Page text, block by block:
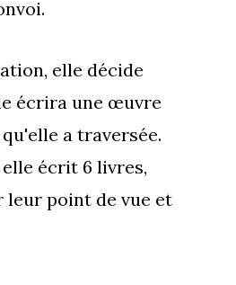
elle décide
écrira une œuvre
a traversée.
elle écrit 6 livres,
point de vue et